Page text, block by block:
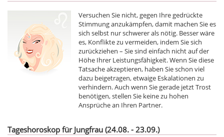
Versuchen Sie nicht, gegen Ihre gedrückte
Stimmung anzukämpfen, damit machen Sie es
sich selbst nur schwerer als nötig. Besser wäre
es, Konflikte zu vermeiden, indem Sie sich
zurückziehen – Sie sind einfach nicht auf der
Höhe Ihrer Leistungsfähigkeit. Wenn Sie diese
Tatsache akzeptieren, haben Sie schon viel
dazu beigetragen, etwaige Eskalationen zu
verhindern. Auch wenn Sie gerade jetzt Trost
benötigen, stellen Sie keine zu hohen
Ansprüche an Ihren Partner.
Tageshoroskop für Jungfrau (24.08. - 23.09.)